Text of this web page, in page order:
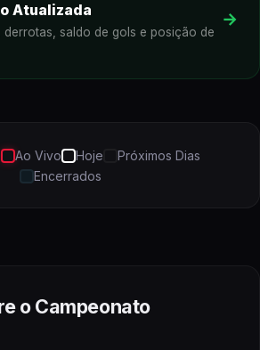
Atualizada
derrotas, saldo de gols e posição de
→
Ao Vivo Hoje
Próximos Dias
Encerrados
oCampeonato